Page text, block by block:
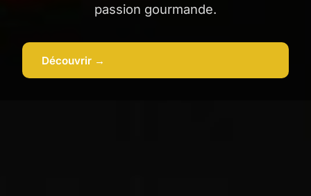
passion gourmande.
Découvrir →